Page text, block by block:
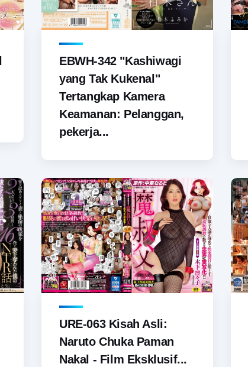
EBWH-342 "Kashiwagi
yang Tak Kukenal"
Tertangkap Kamera
Keamanan: Pelanggan,
pekerja...
URE-063 Kisah Asli:
Naruto Chuka Paman
Nakal - Film Eksklusif...